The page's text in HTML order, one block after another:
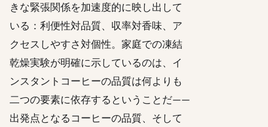
きな緊張関係を加速度的に映し出して
いる：利便性対品質、収率対香味、ア
クセスしやすさ対個性。家庭での凍結
乾燥実験が明確に示しているのは、イ
ンスタントコーヒーの品質は何よりも
二つの要素に依存するということだ——
出発点となるコーヒーの品質、そして